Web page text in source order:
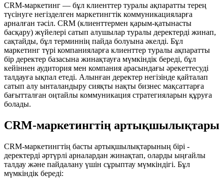
CRM-маркетинг — бұл клиенттер туралы ақпаратты терең
түсінуге негізделген маркетингтік коммуникацияларға
арналған тәсіл. CRM (клиенттермен қарым-қатынасты
басқару) жүйелері сатып алушылар туралы деректерді жинап,
сақтайды, бұл терминнің пайда болуына әкелді. Бұл
маркетинг түрі компанияларға клиенттер туралы ақпаратты
бір деректер базасына жинақтауға мүмкіндік береді, бұл
кейіннен аудитория мен компания арасындағы әрекеттесуді
талдауға ықпал етеді. Алынған деректер негізінде қайталап
сатып алу ынталандыру сияқты нақты бизнес мақсаттарға
бағытталған оңтайлы коммуникация стратегияларын құруға
болады.
CRM-маркетингтің артықшылықтары
CRM-маркетингтің басты артықшылықтарының бірі -
деректерді әртүрлі арналардан жинақтап, оларды ыңғайлы
талдау және пайдалану үшін сұрыптау мүмкіндігі. Бұл
мүмкіндік береді: